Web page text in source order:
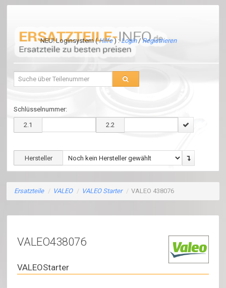
NEU! Loginsystem (Hilfe) :Login/Registrieren
Schlüsselnummer:
2.1 2.2
Hersteller
Ersatzteile / VALEO / VALEO Starter / VALEO 438076
VALEO438076
VALEOStarter